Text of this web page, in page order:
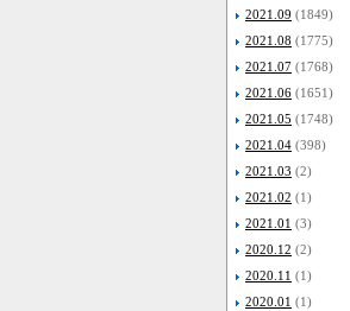
2021.09 (1849)
2021.08 (1775)
2021.07 (1768)
2021.06 (1651)
2021.05 (1748)
2021.04 (398)
2021.03 (2)
2021.02 (1)
2021.01 (3)
2020.12 (2)
2020.11 (1)
2020.01 (1)